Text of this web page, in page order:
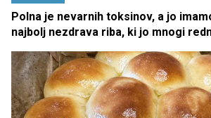
Polna je nevarnih toksinov, a jo
najbolj nezdrava riba, ki jo mnogi